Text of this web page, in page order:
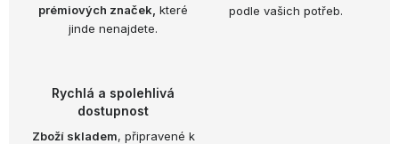
prémiových značek, které
jinde nenajdete.
podle vašich potřeb.
Rychlá a spolehlivá
dostupnost
Zboží skladem, připravené k